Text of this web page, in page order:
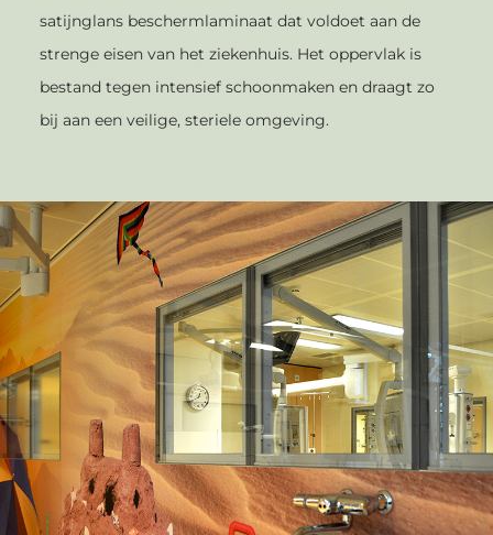
satijnglans beschermlaminaat dat voldoet aan de
strenge eisen van het ziekenhuis. Het oppervlak is
bestand tegen intensief schoonmaken en draagt zo
bij aan een veilige, steriele omgeving.